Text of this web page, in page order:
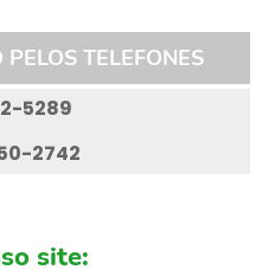
TELEFONES
5289
2742
site: